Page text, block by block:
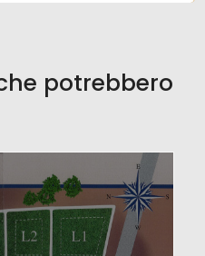
potrebbero